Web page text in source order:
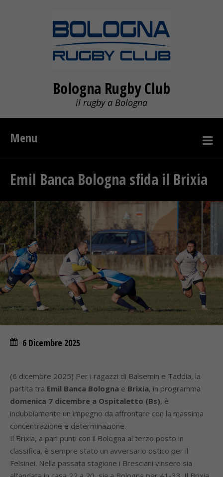
Bologna Rugby Club
il rugby a Bologna
Menu
Emil Banca Bologna sfida il Brixia
6 Dicembre 2025
(6 dicembre 2025) Per i ragazzi di Balsemin e Taddia, la
partita tra Emil Banca Bologna e Brixia, in programma
domenica 7 dicembre a Ospitaletto (Bs), è
indubbiamente un impegno da affrontare con la massima
concentrazione e determinazione.
Il Brixia, a pari punti con il Bologna al terzo posto in
classifica, è sempre stato un avversario ostico per il
Felsinei. Nella passata stagione i Bresciani vinsero sia